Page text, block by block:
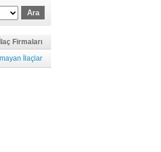
İlaç Firmaları
İlaçlar